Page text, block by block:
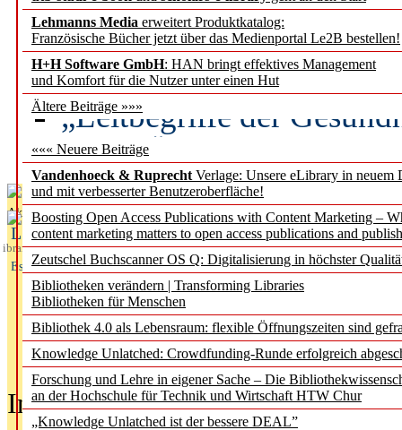
Lehmanns Media erweitert Produktkatalog:
Französische Bücher jetzt über das Medienportal Le2B bestellen!
H+H Software GmbH: HAN bringt effektives Management
und Komfort für die Nutzer unter einen Hut
Ältere Beiträge »»»
««« Neuere Beiträge
Vandenhoeck & Ruprecht Verlage: Unsere eLibrary in neuem
und mit verbesserter Benutzeroberfläche!
Boosting Open Access Publications with Content Marketing –
content marketing matters to open access publications and
Zeutschel Buchscanner OS Q: Digitalisierung in höchster
Bibliotheken verändern | Transforming Libraries
Bibliotheken für Menschen
Bibliothek 4.0 als Lebensraum: flexible Öffnungszeiten sind
Knowledge Unlatched: Crowdfunding-Runde erfolgreich
Forschung und Lehre in eigener Sache – Die
an der Hochschule für Technik und Wirtschaft HTW Chur
„Knowledge Unlatched ist der bessere DEAL”
Künstliche Intelligenz
besser zu verstehen
„Leitbegriffe der
des BIÖG erscheinen
Aktuelles aus
L
ibrary
Essentials
In der Ausgabe06/2026(August